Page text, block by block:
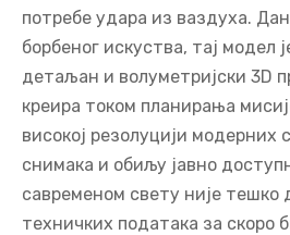
потребе удара из ваздуха.
борбеног искуства, тај модел
детаљан и волуметријски 3D
креира током планирања
високој резолуцији модерних
снимака и обиљу јавно
савременом свету није тешко
техничких података за скоро